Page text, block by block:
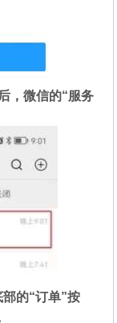
，微信的“服务
的“订单”按